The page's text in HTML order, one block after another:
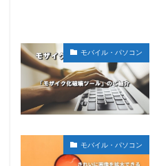
モバイル・パソコン
モバイル・パソコン